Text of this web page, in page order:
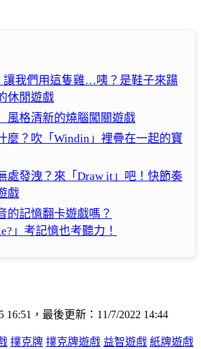
讓我們用這隻雞…咦？是鞋子來踼
休閒遊戲
風格清新的燒腦闖關遊戲
麼？吹「Windin」裡疊在一起的寶
處發洩？來「Draw it」吧！快節奏
戲
的記憶翻卡遊戲嗎？
」考記憶也考聽力！
16:51，最後更新：11/7/2022 14:44
撲克牌 撲克牌遊戲 益智遊戲 紙牌遊戲